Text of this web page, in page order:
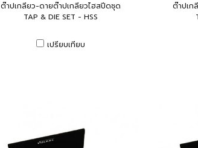
ต๊าปเกลียว-ดายต๊าปเกลียวไฮสปีดชุด
TAP & DIE SET - HSS
เปรียบเทียบ
ต๊าปเก